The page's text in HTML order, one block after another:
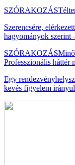
SZÓRAKOZÁS
Szerencsére,
hagyományok szerint
SZÓRAKOZÁS
Professzionális háttér
Egy
kevés figyelem